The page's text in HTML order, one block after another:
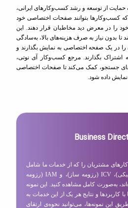
از توسعه و رشد کسب‌وکارهای ایرانی،
کسب‌وکارها بتوانند صفحات اختصاصی خود
را در معرض دید مخاطبان قرار دهند. این
بدون نیاز به صرف هزینه‌های بالا، به‌سادگی
را در یک صفحه اختصاصی به نمایش بگذارند و
اشتراک بگذارند. مرجع کسب‌وکار آی نوتی،
جستجو، کمک می‌کند تا صفحات اختصاصی
داده شود.
کارهای مشتریان را که از خدمات ما شامل
EBC (کارت ویزیت الکترونیکی)، ICV (رزومه ساز)، و IAM (رزومه
به‌صورت کامل مشاهده کنید. این نمونه
کاربردها و نتایج هر یک از این خدمات به
این نمونه‌ها، می‌توانید نحوه‌ی ارتقای